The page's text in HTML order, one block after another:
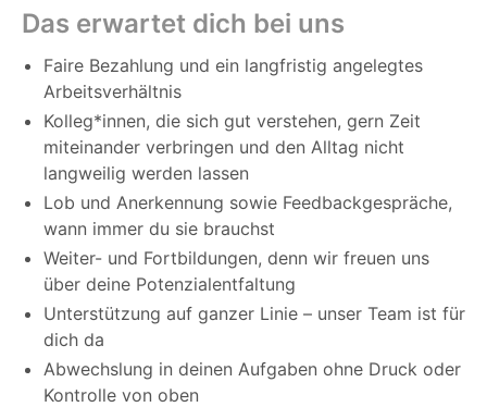
Das erwartet dich bei uns
Faire Bezahlung und ein langfristig angelegtes
Arbeitsverhältnis
Kolleg*innen, die sich gut verstehen, gern Zeit
miteinander verbringen und den Alltag nicht
langweilig werden lassen
Lob und Anerkennung sowie Feedbackgespräche,
wann immer du sie brauchst
Weiter- und Fortbildungen, denn wir freuen uns
über deine Potenzialentfaltung
Unterstützung auf ganzer Linie – unser Team ist für
dich da
Abwechslung in deinen Aufgaben ohne Druck oder
Kontrolle von oben